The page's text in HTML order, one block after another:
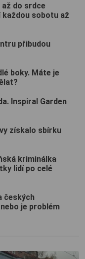
až do srdce
každou sobotu až
přibudou
boky. Máte je
Inspiral Garden
získalo sbírku
kriminálka
lidí po celé
českých
je problém